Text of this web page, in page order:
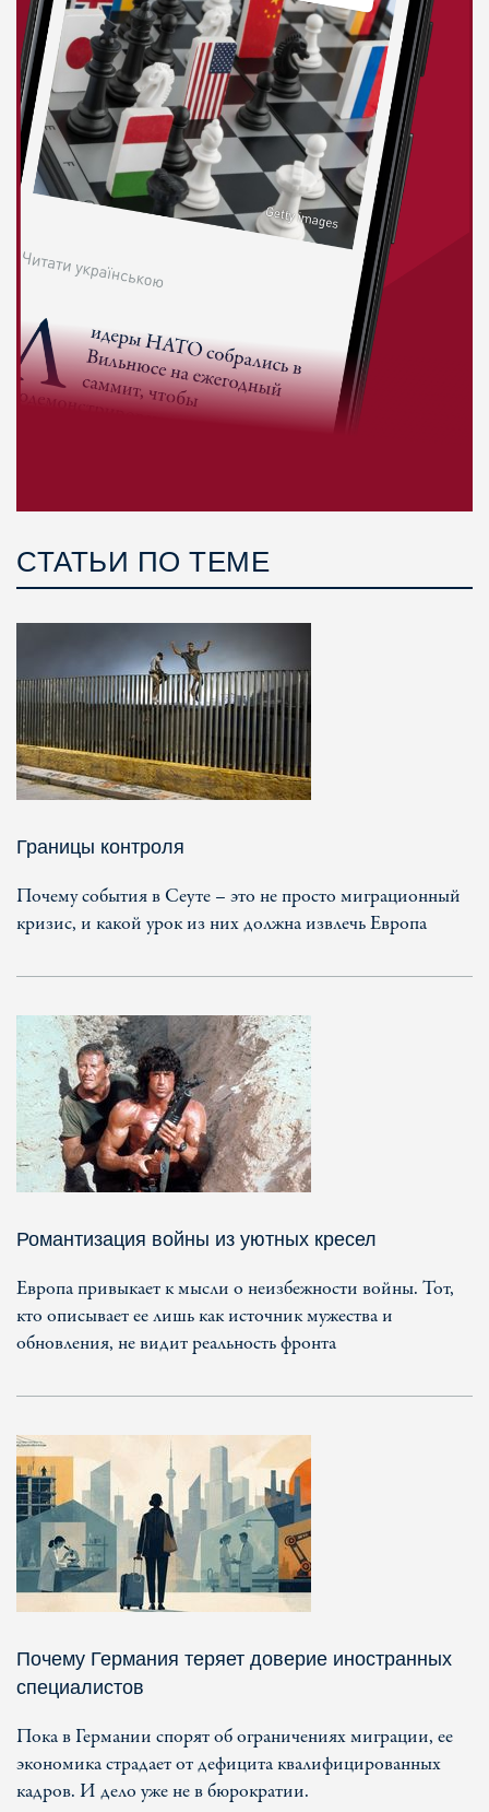
СТАТЬИ ПО ТЕМЕ
Границы контроля
Почему события в Сеуте – это не просто миграционный
кризис, и какой урок из них должна извлечь Европа
Романтизация войны из уютных кресел
Европа привыкает к мысли о неизбежности войны. Тот,
кто описывает ее лишь как источник мужества и
обновления, не видит реальность фронта
Почему Германия теряет доверие иностранных
специалистов
Пока в Германии спорят об ограничениях миграции, ее
экономика страдает от дефицита квалифицированных
кадров. И дело уже не в бюрократии.